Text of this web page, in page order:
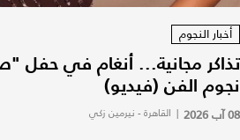
أخبار النجوم
تذاكر مجانية... أنغام في
نجوم الفن (فيديو)
08 آب 2026 | القاهرة - نيرمين زكي